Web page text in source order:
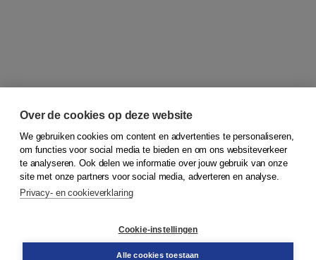
© 2026Koninklijke Boom uitgevers
Bestellen
Over de cookies op deze website
We gebruiken cookies om content en advertenties te personaliseren,
om functies voor social media te bieden en om ons websiteverkeer
te analyseren. Ook delen we informatie over jouw gebruik van onze
site met onze partners voor social media, adverteren en analyse.
Privacy- en cookieverklaring
Cookie-instellingen
Alle cookies toestaan